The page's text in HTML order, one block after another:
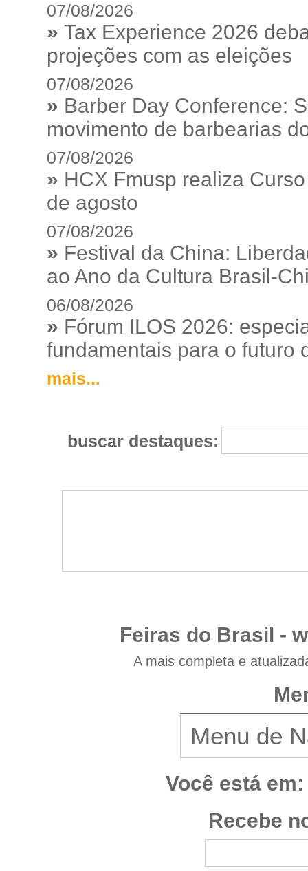
07/08/2026
» Tax Experience 2026
projeções com as eleições
07/08/2026
» Barber Day Conference:
movimento de barbearias
07/08/2026
» HCX Fmusp realiza
de agosto
07/08/2026
» Festival da China:
ao Ano da Cultura Brasil-
06/08/2026
» Fórum ILOS 2026:
fundamentais para o futuro
mais...
buscar destaques:
Feiras do Brasil -
A mais completa e
Você está em:
Recebe